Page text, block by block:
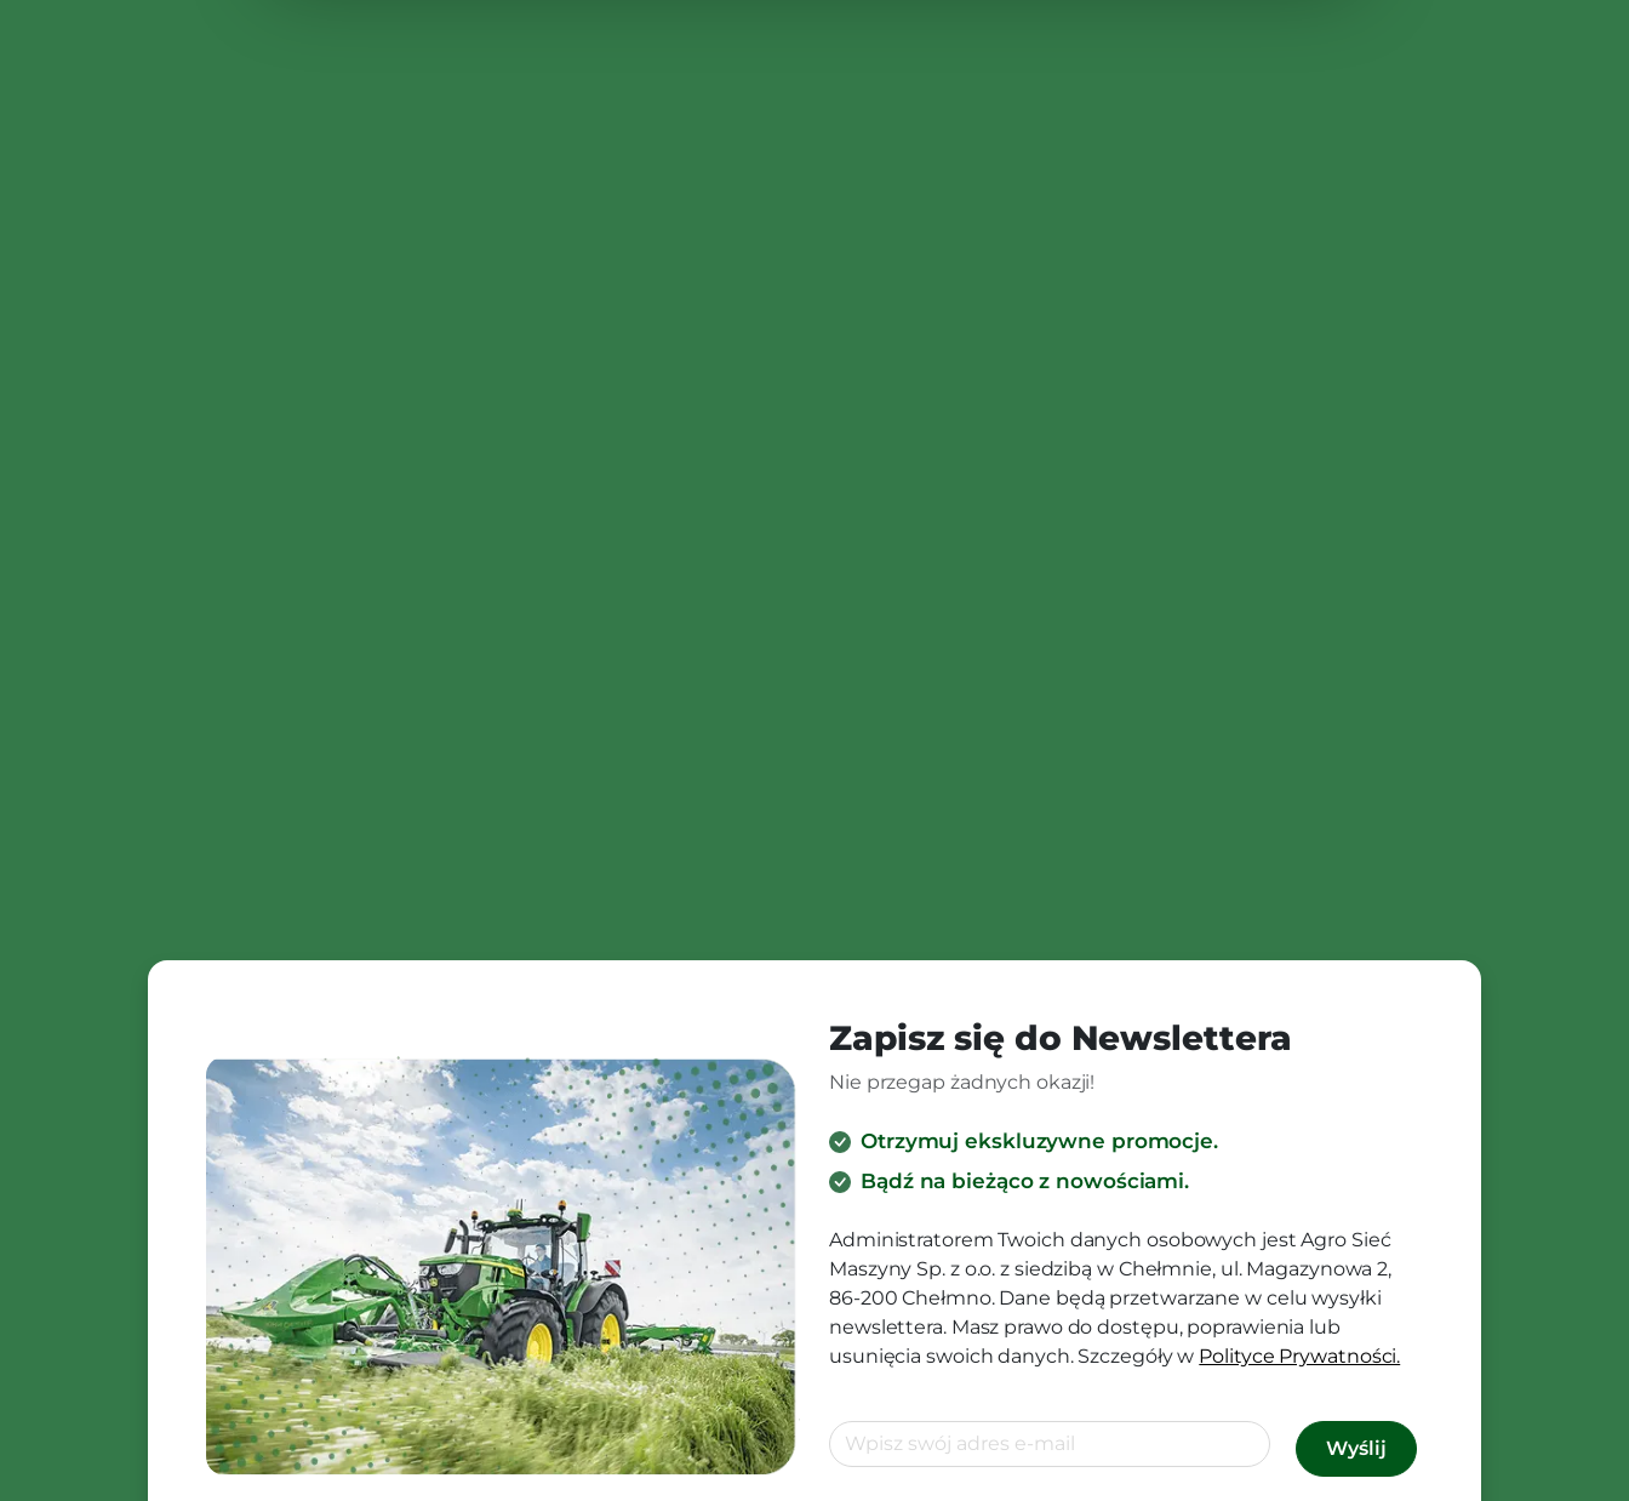
Zapisz się do Newslettera
Nie przegap żadnych okazji!
Otrzymuj ekskluzywne promocje.
Bądź na bieżąco z nowościami.
Administratorem Twoich danych osobowych jest Agro Sieć
Maszyny Sp. z o.o. z siedzibą w Chełmnie, ul. Magazynowa 2,
86-200 Chełmno. Dane będą przetwarzane w celu wysyłki
newslettera. Masz prawo do dostępu, poprawienia lub
usunięcia swoich danych. Szczegóły w Polityce Prywatności.